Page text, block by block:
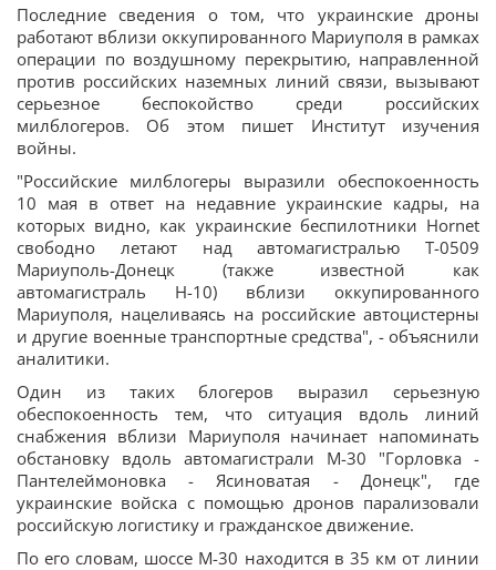
Последние сведения о том, что украинские дроны
работают вблизи оккупированного Мариуполя в рамках
операции по воздушному перекрытию, направленной
против российских наземных линий связи, вызывают
серьезное беспокойство среди российских
милблогеров. Об этом пишет Институт изучения
войны.
"Российские милблогеры выразили обеспокоенность
10 мая в ответ на недавние украинские кадры, на
которых видно, как украинские беспилотники Hornet
свободно летают над автомагистралью Т-0509
Мариуполь-Донецк (также известной как
автомагистраль H-10) вблизи оккупированного
Мариуполя, нацеливаясь на российские автоцистерны
и другие военные транспортные средства", - объяснили
аналитики.
Один из таких блогеров выразил серьезную
обеспокоенность тем, что ситуация вдоль линий
снабжения вблизи Мариуполя начинает напоминать
обстановку вдоль автомагистрали М-30 "Горловка -
Пантелеймоновка - Ясиноватая - Донецк", где
украинские войска с помощью дронов парализовали
российскую логистику и гражданское движение.
По его словам, шоссе М-30 находится в 35 км от линии